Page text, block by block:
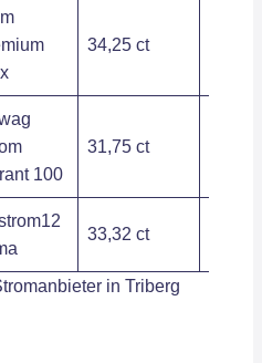
34,25 ct
100
31,75 ct
33,32 ct
in Triberg